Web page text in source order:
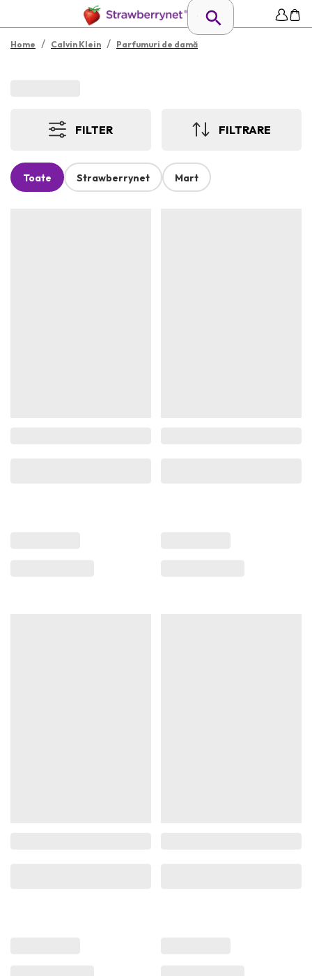
Home / Calvin Klein / Parfumuri de damă
FILTER FILTRARE
Toate Strawberrynet Mart